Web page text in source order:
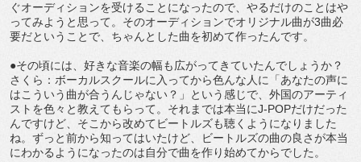
ぐオーディションを受けることになったので、やるだけのことはや
ってみようと思って。そのオーディションでオリジナル曲が3曲必
要だということで、ちゃんとした曲を初めて作ったんです。
●その頃には、好きな音楽の幅も広がってきていたんでしょうか？
さくら：ボーカルスクールに入ってから色んな人に「あなたの声に
はこういう曲が合うんじゃない？」という感じで、外国のアーティ
ストを色々と教えてもらって。それまでは本当にJ-POPだけだった
んですけど、そこから改めてビートルズも聴くようになりました
ね。ずっと前から知ってはいたけど、ビートルズの曲の良さが本当
にわかるようになったのは自分で曲を作り始めてからでした。